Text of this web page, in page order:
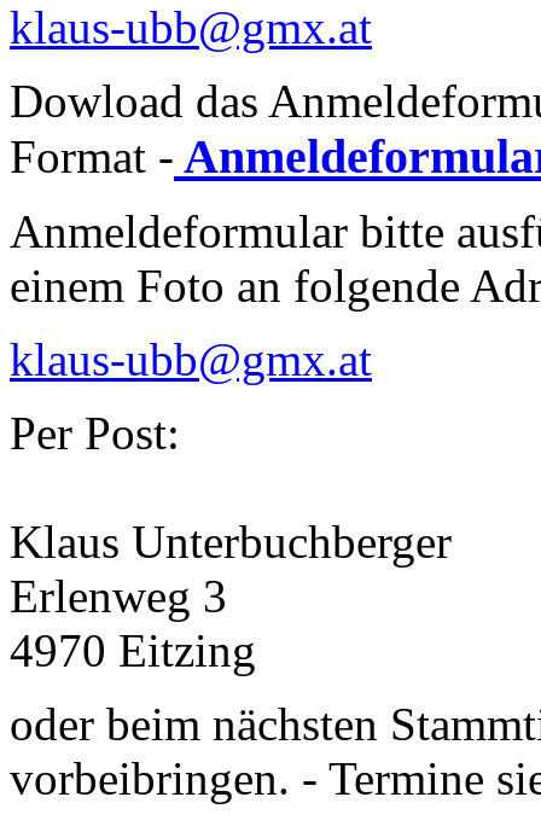
klaus-ubb@gmx.at
Dowload das
Format -
Anmeldeformular bitte
einem Foto an folgende
klaus-ubb@gmx.at
Per Post:
Klaus Unterbuchberger
Erlenweg 3
4970 Eitzing
oder beim nächsten
vorbeibringen. - Termine